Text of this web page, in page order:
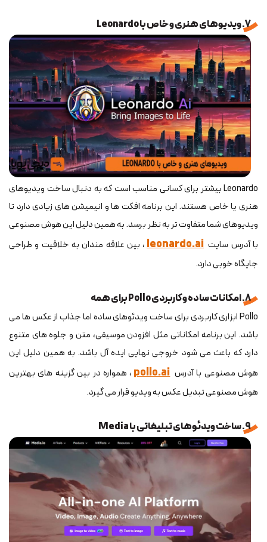
7. ویدیوهای هنری و خاص با Leonardo
Leonardo بیشتر برای کسانی مناسب است که به دنبال ساخت ویدیوهای
هنری یا خاص هستند. این برنامه افکت ها و انیمیشن های زیادی دارد تا
ویدیوهای شما متفاوت تر به نظر برسد. به همین دلیل این هوش مصنوعی
با آدرس سایت leonardo.ai، بین علاقه مندان به خلاقیت و طراحی
جایگاه خوبی دارد.
8. امکانات ساده و کاربردی Pollo برای همه
Pollo ابزاری کاربردی برای ساخت ویدئوهای ساده اما جذاب از عکس ها می
باشد. این برنامه امکاناتی مثل افزودن موسیقی، متن و جلوه های متنوع
دارد که باعث می شود خروجی نهایی ایده آل باشد. به همین دلیل این
هوش مصنوعی با آدرس pollo.ai ، همواره در بین گزینه های بهترین
هوش مصنوعی تبدیل عکس به ویدیو قرار می گیرد.
9. ساخت ویدئوهای تبلیغاتی با Media